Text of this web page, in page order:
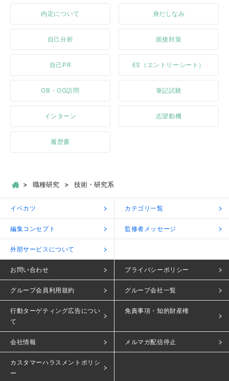
内定について 身だしなみ
自己分析 面接対策
自己PR ES（エントリーシート）
OB・OG訪問 筆記試験
インターン 志望動機
履歴書
職種研究 技術・研究系
イベカツ カテゴリ一覧
編集コンセプト 監修者メッセージ
外部サービスについて
お問い合わせ プライバシーポリシー
グループ会員利用規約 グループ会社一覧
行動ターゲティング広告につい
て
免責事項・知的財産権
会社情報 メルマガ配信停止
カスタマーハラスメントポリシ
ー